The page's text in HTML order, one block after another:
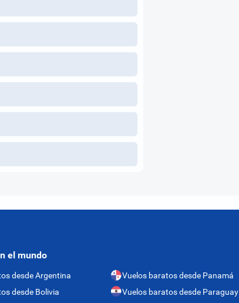
el mundo
desde Argentina
desde Bolivia
Vuelos baratos desde Panamá
Vuelos baratos desde Paraguay